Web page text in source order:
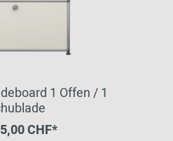
1 Offen / 1
CHF*